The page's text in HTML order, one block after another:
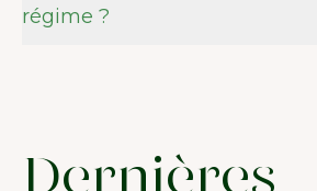
régime ?